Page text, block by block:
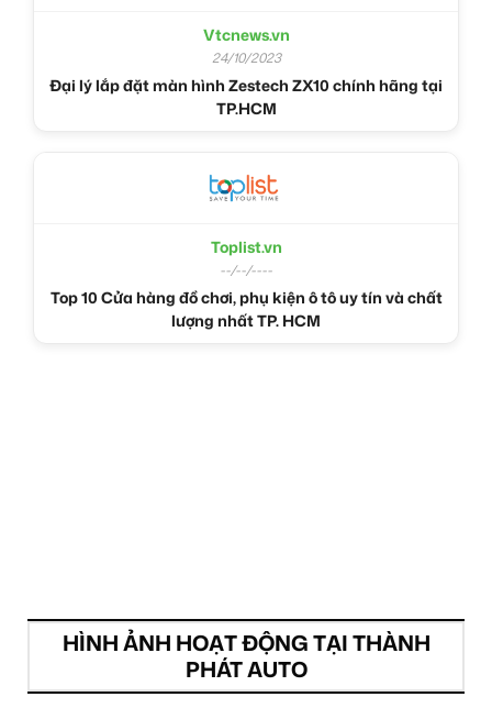
Vtcnews.vn
24/10/2023
Đại lý lắp đặt màn hình Zestech ZX10 chính hãng tại
TP.HCM
Toplist.vn
--/--/----
Top 10 Cửa hàng đồ chơi, phụ kiện ô tô uy tín và chất
lượng nhất TP. HCM
HÌNH ẢNH HOẠT ĐỘNG TẠI THÀNH
PHÁT AUTO